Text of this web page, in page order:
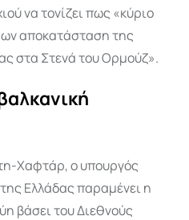
να τονίζει πως «κύριο
αποκατάσταση της
στα Στενά του Ορμούζ».
Χαφτάρ, ο υπουργός
Ελλάδας παραμένει η
βάσει του Διεθνούς